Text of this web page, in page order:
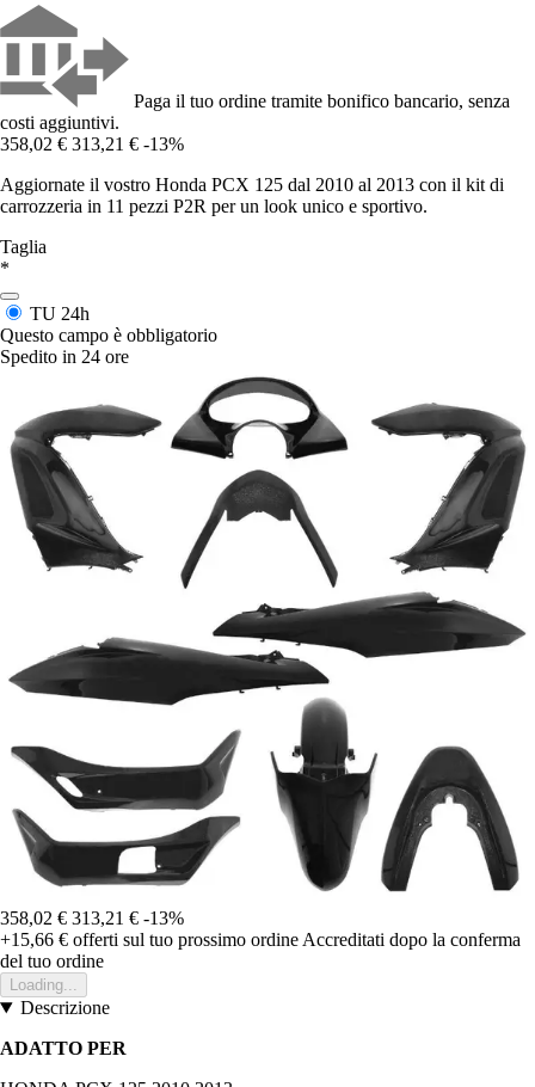
Paga il tuo ordine tramite bonifico bancario, senza
costi aggiuntivi.
358,02 € 313,21 € -13%
Aggiornate il vostro Honda PCX 125 dal 2010 al 2013 con il kit di
carrozzeria in 11 pezzi P2R per un look unico e sportivo.
Taglia
*
TU 24h
Questo campo è obbligatorio
Spedito in 24 ore
358,02 € 313,21 € -13%
+15,66 € offerti sul tuo prossimo ordine Accreditati dopo la conferma
del tuo ordine
Loading...
Descrizione
ADATTO PER